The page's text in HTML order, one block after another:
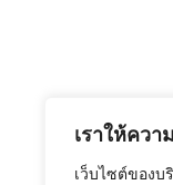
เราให้คว
เว็บไซต์ของบ